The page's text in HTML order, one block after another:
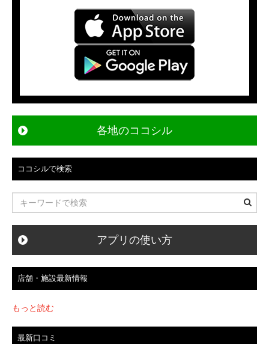
各地のココシル
ココシルで検索
アプリの使い方
店舗・施設最新情報
もっと読む
最新口コミ